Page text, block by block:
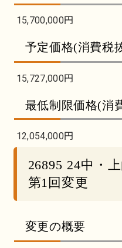
15,700,000円
予定価格(消費税
15,727,000円
最低制限価格(消
12,054,000円
26895 24中・
第1回変更
変更の概要